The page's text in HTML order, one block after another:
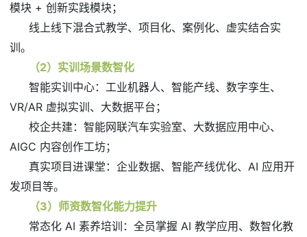
模块 + 创新实践模块；
线上线下混合式教学、项目化、案例化、虚实结合实
训。
（2）实训场景数智化
智能实训中心：工业机器人、智能产线、数字孪生、
VR/AR 虚拟实训、大数据平台；
校企共建：智能网联汽车实验室、大数据应用中心、
AIGC 内容创作工坊；
真实项目进课堂：企业数据、智能产线优化、AI 应用开
发项目等。
（3）师资数智化能力提升
常态化 AI 素养培训：全员掌握 AI 教学应用、数智化教